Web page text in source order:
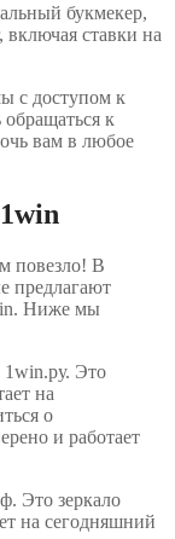
букмекер,
включая ставки на
с доступом к
к
вам в любое
повезло! В
предлагают
Ниже мы
Это
на
о
и работает
Это зеркало
на сегодняшний